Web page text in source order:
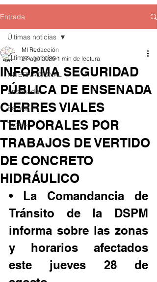
Entrada
Últimas noticias
INTERNACIONAL
Ensenada
Estatal
Tecate
Últimas noticias
INFORMA SEGURIDAD
PÚBLICA DE ENSENADA
CIERRES VIALES
TEMPORALES POR
TRABAJOS DE VERTIDO
DE CONCRETO
HIDRÁULICO
MI Redacción
27 ago 2025 1 min de lectura
• La Comandancia de
Tránsito de la DSPM
informa sobre las zonas
y horarios afectados
este jueves 28 de